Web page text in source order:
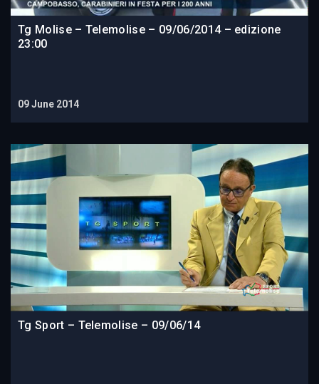
Tg Molise – Telemolise – 09/06/2014 – edizione
23:00
09 June 2014
Tg Sport – Telemolise – 09/06/14